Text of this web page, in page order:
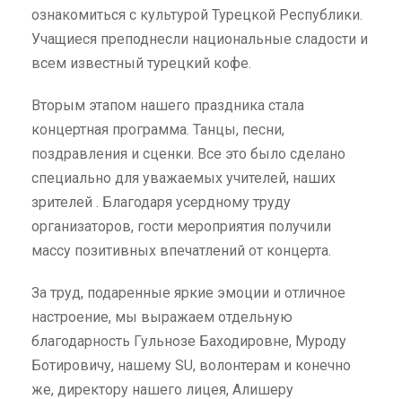
ознакомиться с культурой Турецкой Республики.
Учащиеся преподнесли национальные сладости и
всем известный турецкий кофе.
Вторым этапом нашего праздника стала
концертная программа. Танцы, песни,
поздравления и сценки. Все это было сделано
специально для уважаемых учителей, наших
зрителей . Благодаря усердному труду
организаторов, гости мероприятия получили
массу позитивных впечатлений от концерта.
За труд, подаренные яркие эмоции и отличное
настроение, мы выражаем отдельную
благодарность Гульнозе Баходировне, Муроду
Ботировичу, нашему SU, волонтерам и конечно
же, директору нашего лицея, Алишеру